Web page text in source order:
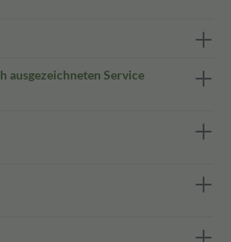
ausgezeichneten Service